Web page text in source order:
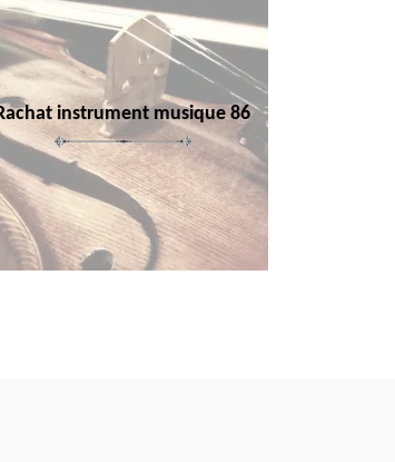
instrument musique 86